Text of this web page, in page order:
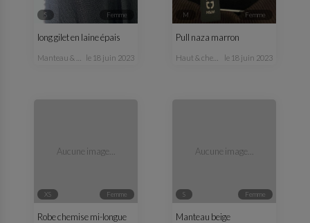
S femme
long gilet en laine épais
manteau & veste le 18 juin 2023
M femme
Pull naza marron
haut & chemisier le 18 juin 2023
Aucune image...
XS femme
Robe chemise mi-longue
Aucune image...
S femme
Manteau beige